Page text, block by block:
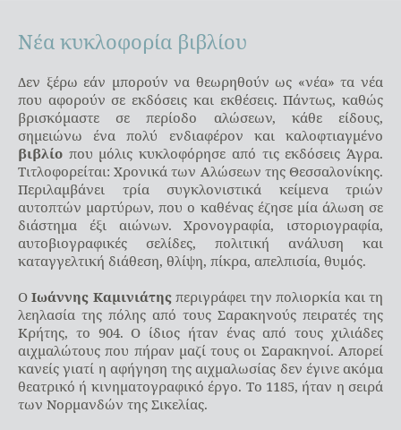
Νέα κυκλοφορία βιβλίου
Δεν ξέρω εάν μπορούν να θεωρηθούν ως «νέα» τα νέα
που αφορούν σε εκδόσεις και εκθέσεις. Πάντως, καθώς
βρισκόμαστε σε περίοδο αλώσεων, κάθε είδους,
σημειώνω ένα πολύ ενδιαφέρον και καλοφτιαγμένο
βιβλίο που μόλις κυκλοφόρησε από τις εκδόσεις Άγρα.
Τιτλοφορείται: Χρονικά των Αλώσεων της Θεσσαλονίκης.
Περιλαμβάνει τρία συγκλονιστικά κείμενα τριών
αυτοπτών μαρτύρων, που ο καθένας έζησε μία άλωση σε
διάστημα έξι αιώνων. Χρονογραφία, ιστοριογραφία,
αυτοβιογραφικές σελίδες, πολιτική ανάλυση και
καταγγελτική διάθεση, θλίψη, πίκρα, απελπισία, θυμός.
ΟΙωάννης Καμινιάτηςπεριγράφει την πολιορκία και τη
λεηλασία της πόλης από τους Σαρακηνούς πειρατές της
Κρήτης, το 904. Ο ίδιος ήταν ένας από τους χιλιάδες
αιχμαλώτους που πήραν μαζί τους οι Σαρακηνοί. Απορεί
κανείς γιατί η αφήγηση της αιχμαλωσίας δεν έγινε ακόμα
θεατρικό ή κινηματογραφικό έργο. Το 1185, ήταν η σειρά
των Νορμανδών της Σικελίας.